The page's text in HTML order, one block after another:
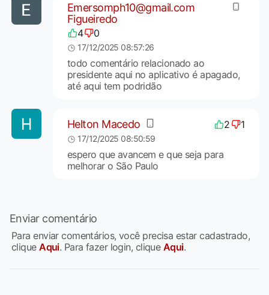
Emersomph10@gmail.com
Figueiredo
4 0
17/12/2025 08:57:26
todo comentário relacionado ao
presidente aqui no aplicativo é apagado,
até aqui tem podridão
Helton Macedo 2 1
17/12/2025 08:50:59
espero que avancem e que seja para
melhorar o São Paulo
Enviar comentário
Para enviar comentários, você precisa estar cadastrado,
cliqueAqui. Para fazer login, clique Aqui.